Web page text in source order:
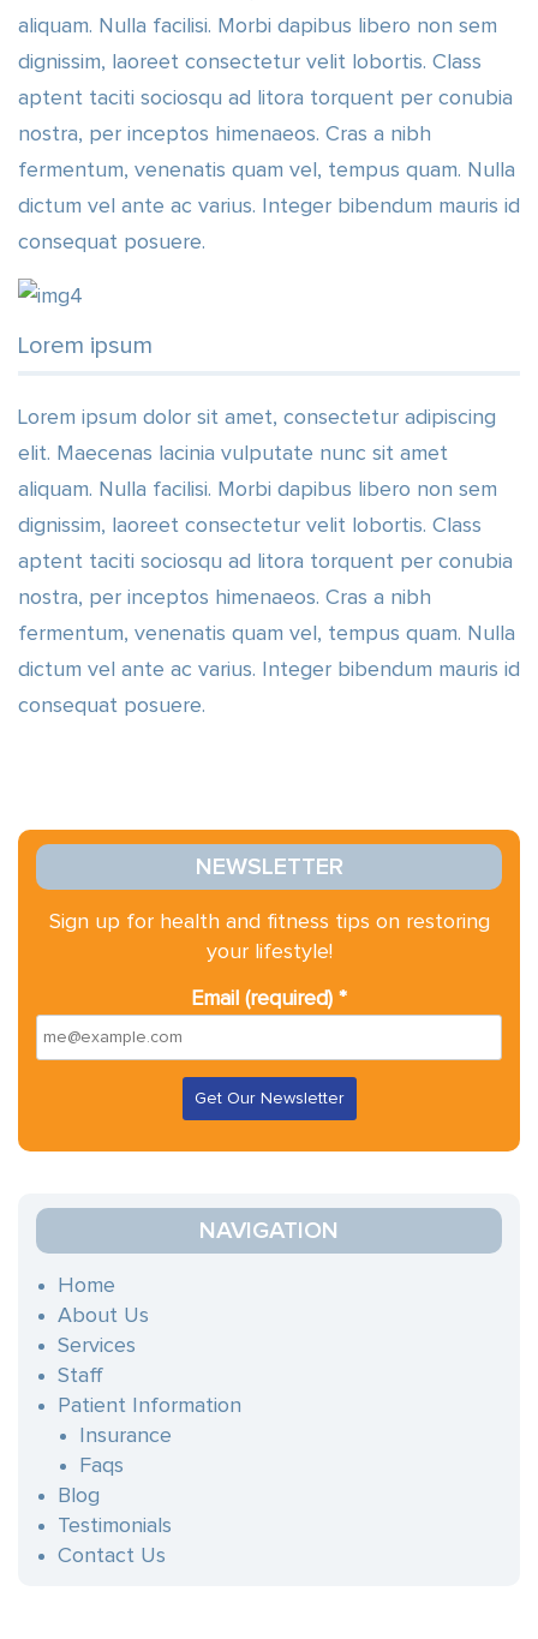
aliquam. Nulla facilisi. Morbi dapibus libero non sem
dignissim, laoreet consectetur velit lobortis. Class
aptent taciti sociosqu ad litora torquent per conubia
nostra, per inceptos himenaeos. Cras a nibh
fermentum, venenatis quam vel, tempus quam. Nulla
dictum vel ante ac varius. Integer bibendum mauris id
consequat posuere.
Lorem ipsum
Lorem ipsum dolor sit amet, consectetur adipiscing
elit. Maecenas lacinia vulputate nunc sit amet
aliquam. Nulla facilisi. Morbi dapibus libero non sem
dignissim, laoreet consectetur velit lobortis. Class
aptent taciti sociosqu ad litora torquent per conubia
nostra, per inceptos himenaeos. Cras a nibh
fermentum, venenatis quam vel, tempus quam. Nulla
dictum vel ante ac varius. Integer bibendum mauris id
consequat posuere.
NEWSLETTER
Sign up for health and fitness tips on restoring
your lifestyle!
Email (required) *
C
n
s
NAVIGATION
Home
About Us
Services
Staff
Patient Information
Insurance
Faqs
Blog
Testimonials
Contact Us